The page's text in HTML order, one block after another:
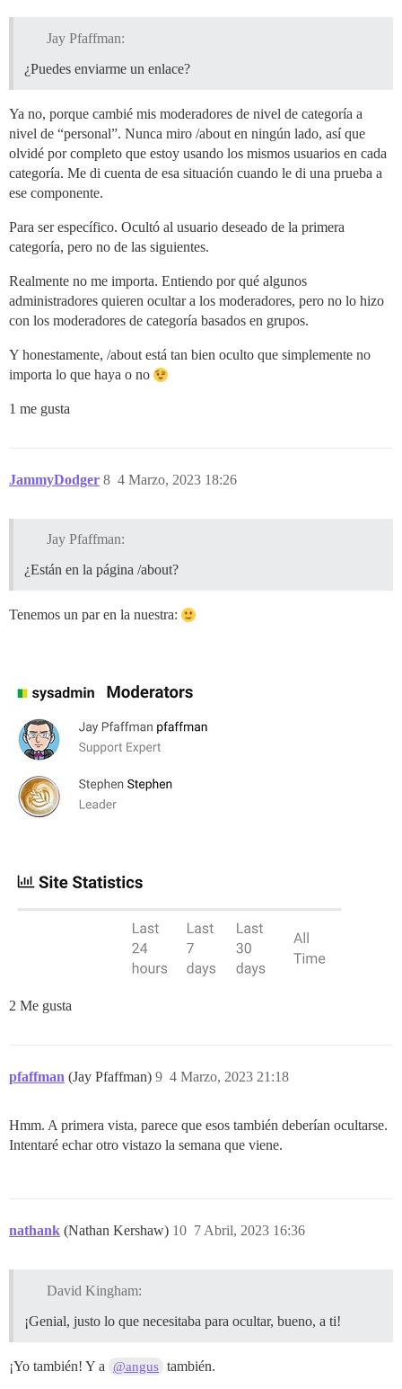
Jay Pfaffman:
¿Puedes enviarme un enlace?
Ya no, porque cambié mis moderadores de nivel de categoría a
nivel de “personal”. Nunca miro /about en ningún lado, así que
olvidé por completo que estoy usando los mismos usuarios en cada
categoría. Me di cuenta de esa situación cuando le di una prueba a
ese componente.
Para ser específico. Ocultó al usuario deseado de la primera
categoría, pero no de las siguientes.
Realmente no me importa. Entiendo por qué algunos
administradores quieren ocultar a los moderadores, pero no lo hizo
con los moderadores de categoría basados en grupos.
Y honestamente, /about está tan bien oculto que simplemente no
importa lo que haya o no
1 me gusta
JammyDodger 4 Marzo, 2023 18:26
8
Jay Pfaffman:
¿Están en la página /about?
Tenemos un par en la nuestra:
2 Me gusta
pfaffman (Jay Pfaffman) 4 Marzo, 2023 21:18
9
Hmm. A primera vista, parece que esos también deberían ocultarse.
Intentaré echar otro vistazo la semana que viene.
nathank (Nathan Kershaw) 7 Abril, 2023 16:36
10
David Kingham:
¡Genial, justo lo que necesitaba para ocultar, bueno, a ti!
¡Yo también! Y a @angus también.